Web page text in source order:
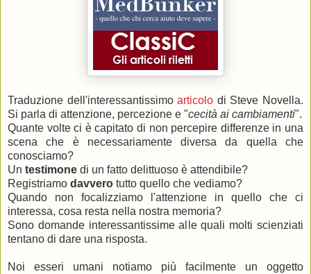
Traduzione dell'interessantissimoarticolo di Steve Novella.
Si parla di attenzione, percezione e "cecità ai cambiamenti".
Quante volte ci è capitato di non percepire differenze in una
scena che è necessariamente diversa da quella che
conosciamo?
Un testimone di un fatto delittuoso è attendibile?
Registriamo davvero tutto quello che vediamo?
Quando non focalizziamo l'attenzione in quello che ci
interessa, cosa resta nella nostra memoria?
Sono domande interessantissime alle quali molti scienziati
tentano di dare una risposta.
Noi esseri umani notiamo più facilmente un oggetto